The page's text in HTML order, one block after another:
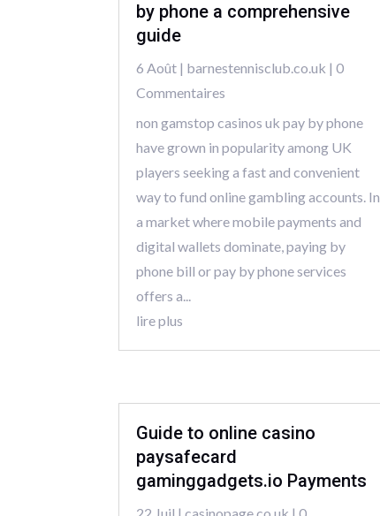
by phone a comprehensive
guide
6 Août | barnestennisclub.co.uk | 0
Commentaires
non gamstop casinos uk pay by phone
have grown in popularity among UK
players seeking a fast and convenient
way to fund online gambling accounts. In
a market where mobile payments and
digital wallets dominate, paying by
phone bill or pay by phone services
offers a...
lire plus
Guide to online casino
paysafecard
gaminggadgets.io Payments